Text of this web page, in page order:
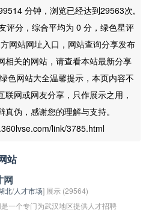
分钟，浏览已经达到29563次,
评分，综合平均为 0 分，绿色星评
网站网址入口，网站查询分享发布
相关的网站，请查看本站最新分享
色网站大全温馨提示，本页内容不
网或网友分享，只作展示之用，
伪，感谢您的理解与支持。
link/3785.html
站
网
北/人才市场] 展示 (29564)
一个专门为武汉地区提供人才招聘